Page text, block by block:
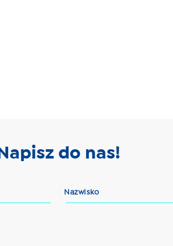
Napisz do nas!
Nazwisko